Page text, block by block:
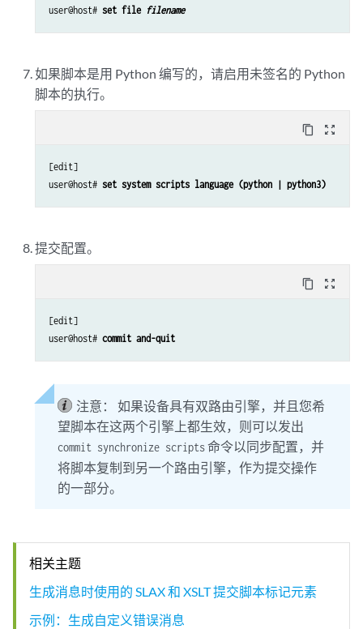
user@host# set file filename
如果脚本是用 Python 编写的，请启用未签名的 Python
脚本的执行。
content_copy zoom_out_map
[edit]
user@host# set system scripts language (python | python3)
提交配置。
content_copy zoom_out_map
[edit]
user@host# commit and-quit
注意：
如果设备具有双路由引擎，并且您希
望脚本在这两个引擎上都生效，则可以发出
commit synchronize scripts命令以同步配置，并
将脚本复制到另一个路由引擎，作为提交操作
的一部分。
相关主题
生成消息时使用的 SLAX 和 XSLT 提交脚本标记元素
示例：生成自定义错误消息